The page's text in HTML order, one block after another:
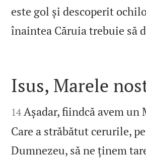
este gol și descoperit
înaintea Căruia trebuie să

Isus, Marele

14 Așadar, fiindcă avem un
Care a străbătut cerurile,
Dumnezeu, să ne ținem